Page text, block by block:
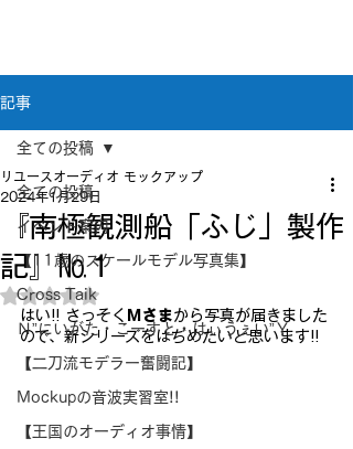
記事
全ての投稿
イベント案内
【11歳のスケールモデル写真集】
Cross Taik
Ｎ”にいがた・こーすと・はぃうぇい”Ｙ
【二刀流モデラー奮闘記】
Mockupの音波実習室!!
【王国のオーディオ事情】
全ての投稿
『南極観測船「ふじ」製作
記』№１
リユースオーディオ モックアップ
2024年1月29日
5つ星のうちNaNと評価されています。
はい!! さっそく Ｍさまから写真が届きました
ので、新シリーズをはぢめたいと思います!!